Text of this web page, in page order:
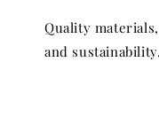
Quality
and sustainability.